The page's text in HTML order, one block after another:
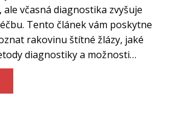
včasná diagnostika zvyšuje
Tento článek vám poskytne
rakovinu štítné žlázy, jaké
diagnostiky a možnosti
proč je důležité sledovat
kdy vyhledat lékařskou pomoc.